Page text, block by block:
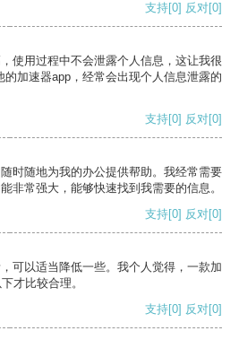
支持[0] 反对[0]
使用过程中不会泄露个人信息，这让我很
加速器app，经常会出现个人信息泄露的
支持[0] 反对[0]
时随地为我的办公提供帮助。我经常需要
非常强大，能够快速找到我需要的信息。
支持[0] 反对[0]
可以适当降低一些。我个人觉得，一款加
才比较合理。
支持[0] 反对[0]